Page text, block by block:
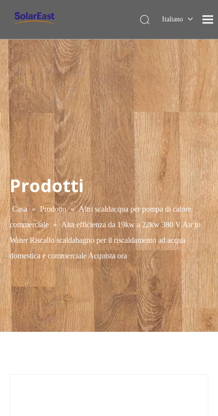
Italiano
Français
Español
Deutsch
Nederlands
Prodotti
Casa » Prodotto » Altri scaldacqua per pompa di calore
commerciale » Alta efficienza da 19kw a 22kw 380 V Air to
Water Riscallo scaldabagno per il riscaldamento ad acqua
domestica e commerciale Acquista ora